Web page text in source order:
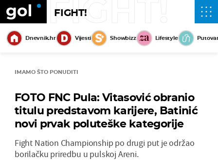
FIGHT!
FIGHT!
Dnevnik.hr Vijesti Showbizz Lifestyle
IMAMO ŠTO PONUDITI
FOTO FNC Pula: Vitasović obranio
titulu predstavom karijere, Batinić
novi prvak poluteške kategorije
Fight Nation Championship po drugi put je održao
borilačku priredbu u pulskoj Areni.